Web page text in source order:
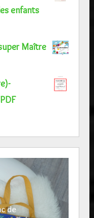
enfants
Maître